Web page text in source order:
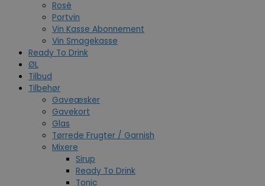
Rosé
Portvin
Vin Kasse Abonnement
Vin Smagekasse
Ready To Drink
ØL
Tilbud
Tilbehør
Gaveæsker
Gavekort
Glas
Tørrede Frugter / Garnish
Mixere
Sirup
Ready To Drink
Tonic